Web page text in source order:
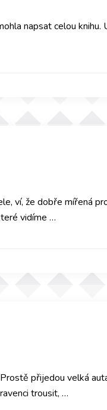
napsat celou knihu.
ví, že dobře mířená
vidíme …
přijedou velká
trousit, …